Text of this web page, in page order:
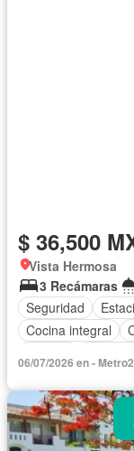
$ 36,500
Vista Hermosa
3 Recámaras
Seguridad
Cocina integral
Vista panorámica
Permite niños
06/07/2026 en -